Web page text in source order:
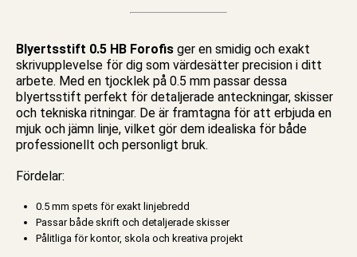
Blyertsstift 0.5 HB Forofis ger en smidig och exakt
skrivupplevelse för dig som värdesätter precision i ditt
arbete. Med en tjocklek på 0.5 mm passar dessa
blyertsstift perfekt för detaljerade anteckningar, skisser
och tekniska ritningar. De är framtagna för att erbjuda en
mjuk och jämn linje, vilket gör dem idealiska för både
professionellt och personligt bruk.
Fördelar:
0.5 mm spets för exakt linjebredd
Passar både skrift och detaljerade skisser
Pålitliga för kontor, skola och kreativa projekt